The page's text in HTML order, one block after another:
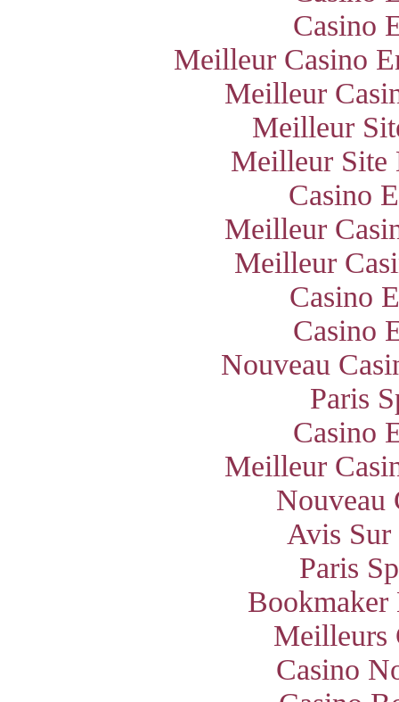
Casino
Meilleur Casino
Meilleur
Meilleur
Meilleur Site
Casino
Meilleur
Meilleur
Casino
Casino
Nouveau
Paris
Casino
Meilleur
Nouveau
Avis Sur
Paris
Meilleurs
Casino